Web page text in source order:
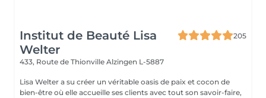
Institut de Beauté Lisa
Welter
205
433, Route de Thionville Alzingen L-5887
Lisa Welter a su créer un véritable oasis de paix et cocon de
bien-être où elle accueille ses clients avec tout son savoir-faire,